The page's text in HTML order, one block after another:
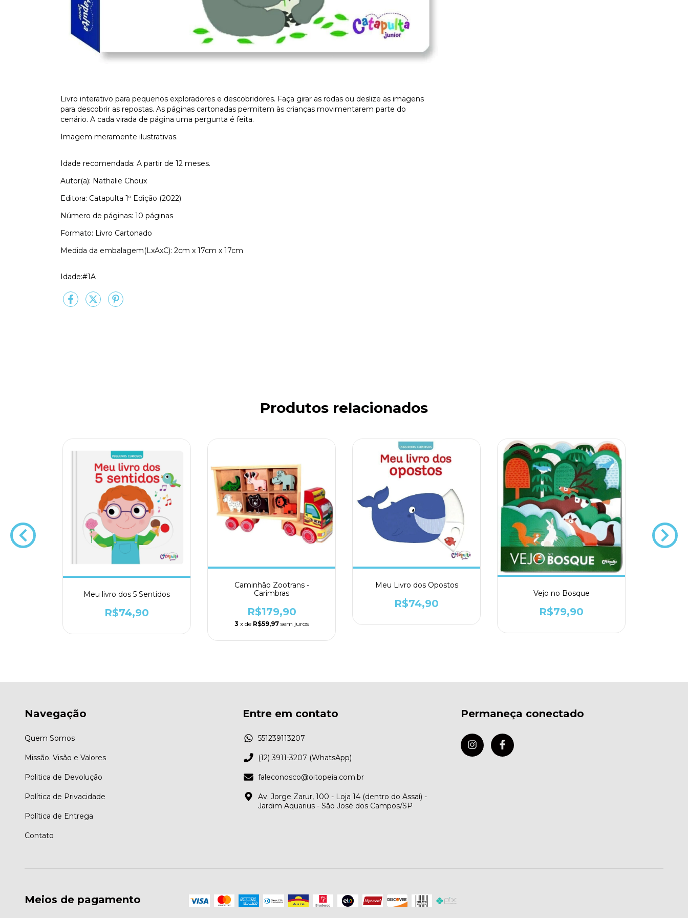
Livro interativo para pequenos exploradores e descobridores. Faça girar as rodas ou deslize as imagens
para descobrir as repostas. As páginas cartonadas permitem às crianças movimentarem parte do
cenário. A cada virada de página uma pergunta é feita.
Imagem meramente ilustrativas.
Idade recomendada: A partir de 12 meses.
Autor(a): Nathalie Choux
Editora: Catapulta 1º Edição (2022)
Número de páginas: 10 páginas
Formato: Livro Cartonado
Medida da embalagem(LxAxC): 2cm x 17cm x 17cm
Idade:#1A
Produtos relacionados
Meu livro dos 5 Sentidos
R$74,90
Caminhão Zootrans -
Carimbras
R$179,90
3 x de R$59,97 sem juros
Meu Livro dos Opostos
R$74,90
Vejo no Bosque
R$79,90
Navegação
Quem Somos
Missão. Visão e Valores
Politica de Devolução
Política de Privacidade
Política de Entrega
Contato
Entre em contato
551239113207
(12) 3911-3207 (WhatsApp)
faleconosco@oitopeia.com.br
Av. Jorge Zarur, 100 - Loja 14 (dentro do Assaí) -
Jardim Aquarius - São José dos Campos/SP
Permaneça conectado
Meios de pagamento